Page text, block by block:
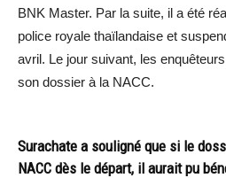
BNK Master. Par la suite, il a été
police royale thaïlandaise et
avril. Le jour suivant, les
son dossier à la NACC.
Surachate a souligné que si le
NACC dès le départ, il aurait pu